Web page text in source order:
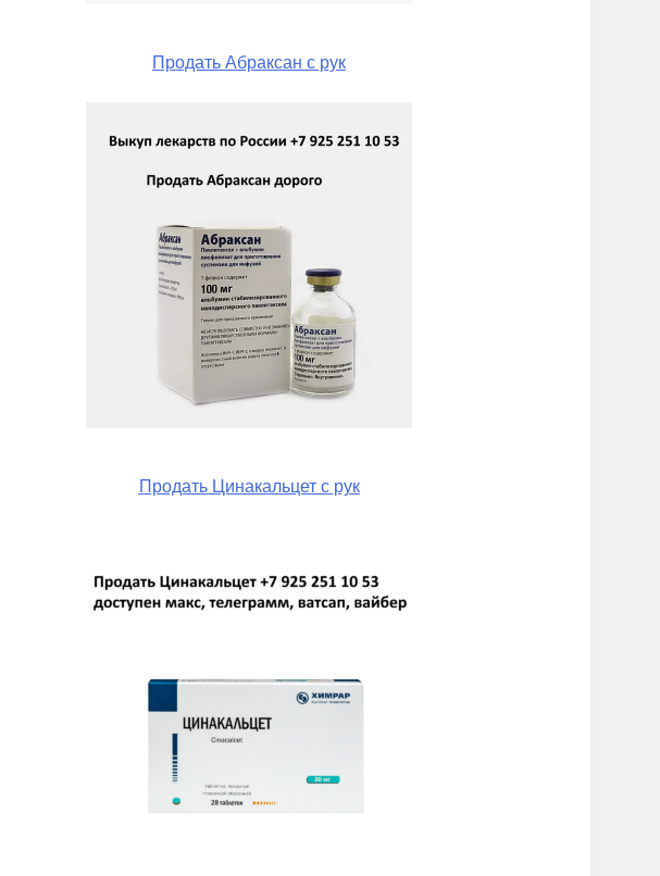
Продать Абраксан с рук
Продать Цинакальцет с рук